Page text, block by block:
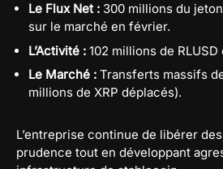
Le Flux Net : 300 millions du
sur le marché en février.
L’Activité : 102 millions de
Le Marché : Transferts massifs
millions de XRP déplacés).
L’entreprise continue de libérer
prudence tout en développant